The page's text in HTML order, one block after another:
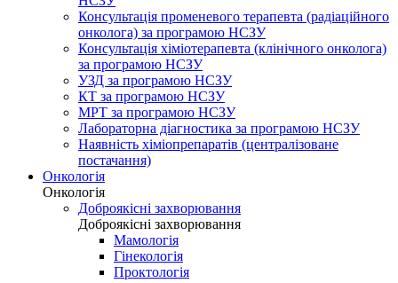
Консультація променевого терапевта (радіаційного
онколога) за програмою НСЗУ
Консультація хіміотерапевта (клінічного онколога)
за програмою НСЗУ
УЗД за програмою НСЗУ
КТ за програмою НСЗУ
МРТ за програмою НСЗУ
Лабораторна діагностика за програмою НСЗУ
Наявність хіміопрепаратів (централізоване
постачання)
Онкологія
Онкологія
Доброякісні захворювання
Доброякісні захворювання
Мамологія
Гінекологія
Проктологія